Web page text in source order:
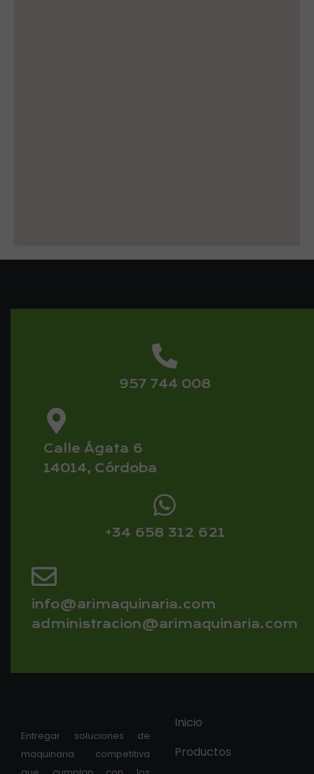
957 744 008
Calle Ágata 6
14014, Córdoba
+34 658 312 621
info@arimaquinaria.com
administracion@arimaquinaria.com
Entregar soluciones de
maquinaria competitiva
Inicio
Productos